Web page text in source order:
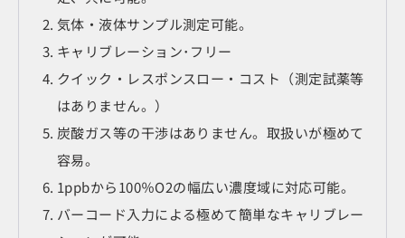
気体・液体サンプル測定可能。
キャリブレーション･フリー
クイック・レスポンスロー・コスト（測定試薬等
はありません。）
炭酸ガス等の干渉はありません。取扱いが極めて
容易。
1ppbから100％O2の幅広い濃度域に対応可能。
バーコード入力による極めて簡単なキャリブレー